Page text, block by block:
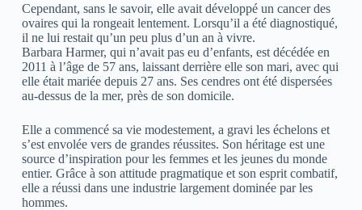
Cependant, sans le savoir, elle avait développé un cancer des
ovaires qui la rongeait lentement. Lorsqu’il a été diagnostiqué,
il ne lui restait qu’un peu plus d’un an à vivre.
Barbara Harmer, qui n’avait pas eu d’enfants, est décédée en
2011 à l’âge de 57 ans, laissant derrière elle son mari, avec qui
elle était mariée depuis 27 ans. Ses cendres ont été dispersées
au-dessus de la mer, près de son domicile.
Elle a commencé sa vie modestement, a gravi les échelons et
s’est envolée vers de grandes réussites. Son héritage est une
source d’inspiration pour les femmes et les jeunes du monde
entier. Grâce à son attitude pragmatique et son esprit combatif,
elle a réussi dans une industrie largement dominée par les
hommes.